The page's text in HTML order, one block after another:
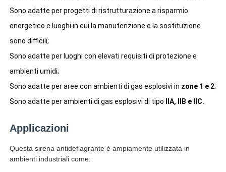
Chi siamo
Controllo di qualità
Richiedere un preventivo
Sono adatte per progetti di ristrutturazione a risparmio
energetico e luoghi in cui la manutenzione e la sostituzione
sono difficili;
Sono adatte per luoghi con elevati requisiti di protezione e
ambienti umidi;
Sono adatte per aree con ambienti di gas esplosivi in zone 1 e 2;
Sono adatte per ambienti di gas esplosivi di tipo IIA, IIB e IIC.
Applicazioni
Questa sirena antideflagrante è ampiamente utilizzata in
ambienti industriali come: